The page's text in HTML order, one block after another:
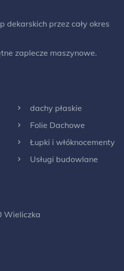
dekarskich przez cały okres
zaplecze maszynowe.
dachy płaskie
Folie Dachowe
Łupki i włóknocementy
Usługi budowlane
Wieliczka